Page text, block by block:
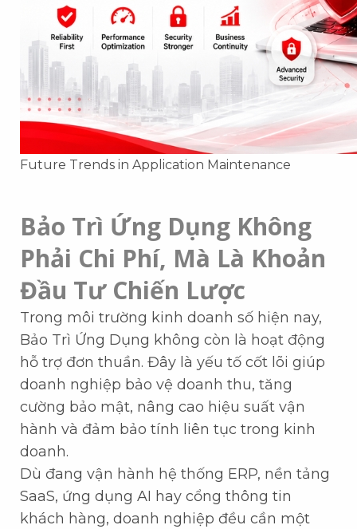
Future Trends in Application Maintenance
Bảo Trì Ứng Dụng Không
Phải Chi Phí, Mà Là Khoản
Đầu Tư Chiến Lược
Trong môi trường kinh doanh số hiện nay,
Bảo Trì Ứng Dụng không còn là hoạt động
hỗ trợ đơn thuần. Đây là yếu tố cốt lõi giúp
doanh nghiệp bảo vệ doanh thu, tăng
cường bảo mật, nâng cao hiệu suất vận
hành và đảm bảo tính liên tục trong kinh
doanh.
Dù đang vận hành hệ thống ERP, nền tảng
SaaS, ứng dụng AI hay cổng thông tin
khách hàng, doanh nghiệp đều cần một